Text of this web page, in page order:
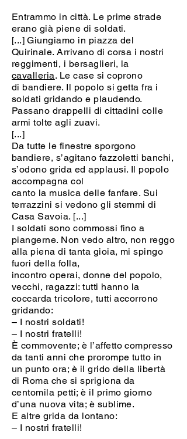
Entrammo in città. Le prime strade
erano già piene di soldati.
[...] Giungiamo in piazza del
Quirinale. Arrivano di corsa i nostri
reggimenti, i bersaglieri, la
cavalleria. Le case si coprono
di bandiere. Il popolo si getta fra i
soldati gridando e plaudendo.
Passano drappelli di cittadini colle
armi tolte agli zuavi.
[...]
Da tutte le finestre sporgono
bandiere, s’agitano fazzoletti banchi,
s’odono grida ed applausi. Il popolo
accompagna col
canto la musica delle fanfare. Sui
terrazzini si vedono gli stemmi di
Casa Savoia. [...]
I soldati sono commossi fino a
piangerne. Non vedo altro, non reggo
alla piena di tanta gioia, mi spingo
fuori della folla,
incontro operai, donne del popolo,
vecchi, ragazzi: tutti hanno la
coccarda tricolore, tutti accorrono
gridando:
– I nostri soldati!
– I nostri fratelli!
È commovente; è l’affetto compresso
da tanti anni che prorompe tutto in
un punto ora; è il grido della libertà
di Roma che si sprigiona da
centomila petti; è il primo giorno
d’una nuova vita; è sublime.
E altre grida da lontano:
– I nostri fratelli!